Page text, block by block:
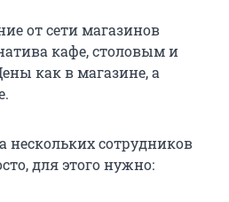
от сети магазинов
кафе, столовым и
как в магазине, а
сотрудников
для этого нужно: